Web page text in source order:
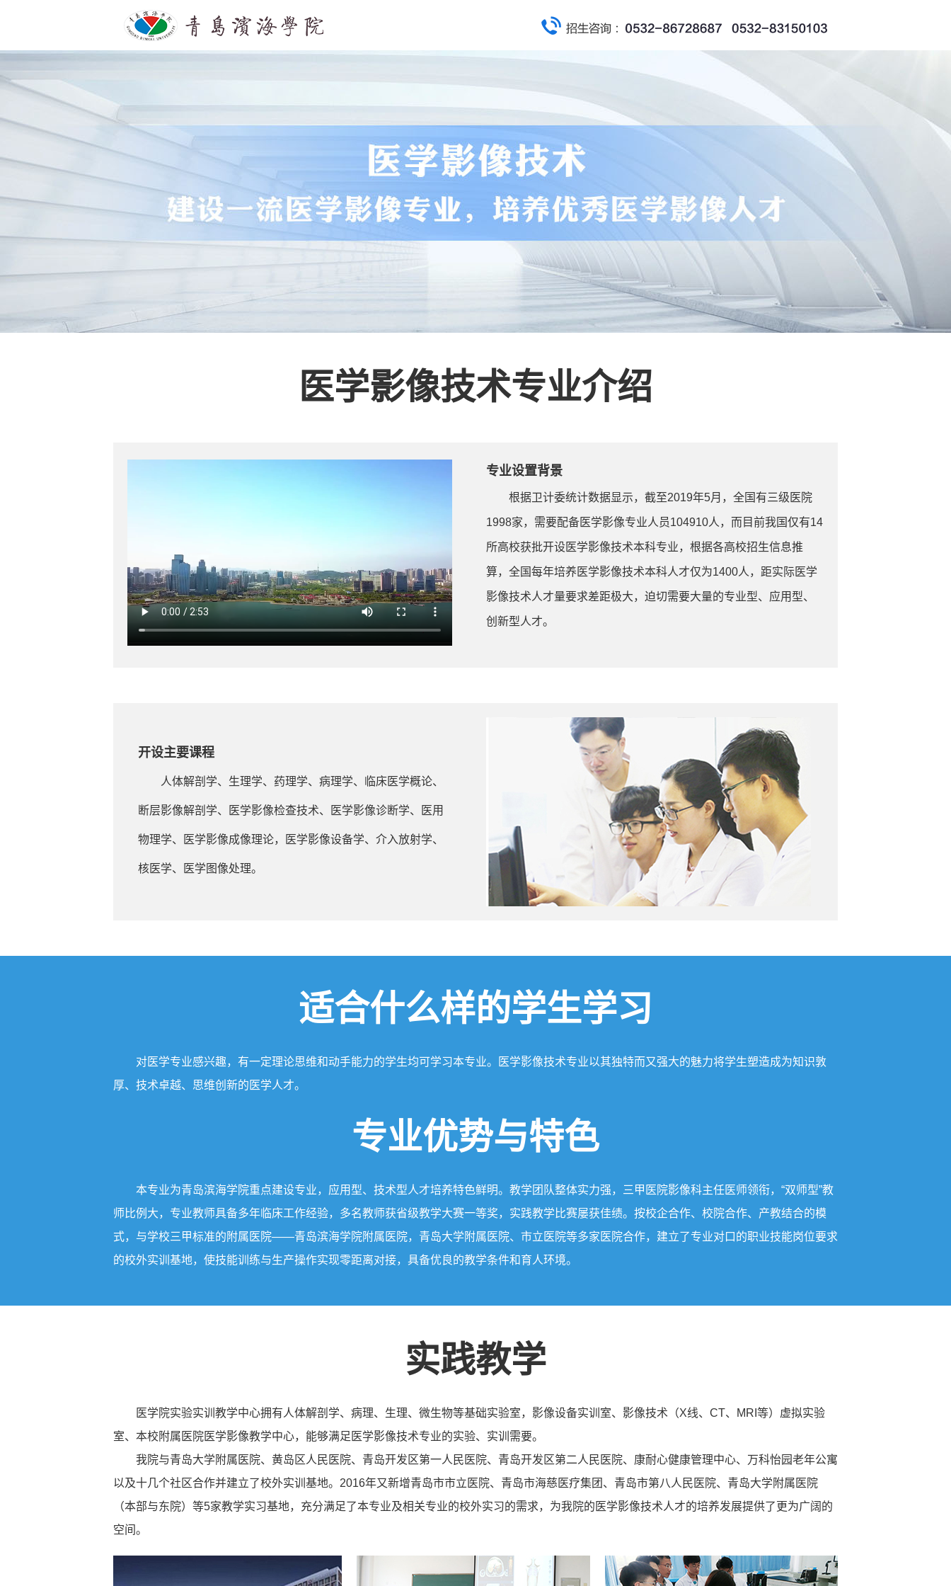
医学影像技术专业介绍
专业设置背景
根据卫计委统计数据显示，截至2019年5月，全国有三级医院
1998家，需要配备医学影像专业人员104910人，而目前我国仅有14
所高校获批开设医学影像技术本科专业，根据各高校招生信息推
算，全国每年培养医学影像技术本科人才仅为1400人，距实际医学
影像技术人才量要求差距极大，迫切需要大量的专业型、应用型、
创新型人才。
开设主要课程
人体解剖学、生理学、药理学、病理学、临床医学概论、
断层影像解剖学、医学影像检查技术、医学影像诊断学、医用
物理学、医学影像成像理论，医学影像设备学、介入放射学、
核医学、医学图像处理。
适合什么样的学生学习
对医学专业感兴趣，有一定理论思维和动手能力的学生均可学习本专业。医学影像技术专业以其独特而又强大的魅力将学生塑造成为知识敦
厚、技术卓越、思维创新的医学人才。
专业优势与特色
本专业为青岛滨海学院重点建设专业，应用型、技术型人才培养特色鲜明。教学团队整体实力强，三甲医院影像科主任医师领衔，“双师型”教
师比例大，专业教师具备多年临床工作经验，多名教师获省级教学大赛一等奖，实践教学比赛屡获佳绩。按校企合作、校院合作、产教结合的模
式，与学校三甲标准的附属医院——青岛滨海学院附属医院，青岛大学附属医院、市立医院等多家医院合作，建立了专业对口的职业技能岗位要求
的校外实训基地，使技能训练与生产操作实现零距离对接，具备优良的教学条件和育人环境。
实践教学
医学院实验实训教学中心拥有人体解剖学、病理、生理、微生物等基础实验室，影像设备实训室、影像技术（X线、CT、MRI等）虚拟实验
室、本校附属医院医学影像教学中心，能够满足医学影像技术专业的实验、实训需要。
我院与青岛大学附属医院、黄岛区人民医院、青岛开发区第一人民医院、青岛开发区第二人民医院、康耐心健康管理中心、万科怡园老年公寓
以及十几个社区合作并建立了校外实训基地。2016年又新增青岛市市立医院、青岛市海慈医疗集团、青岛市第八人民医院、青岛大学附属医院
（本部与东院）等5家教学实习基地，充分满足了本专业及相关专业的校外实习的需求，为我院的医学影像技术人才的培养发展提供了更为广阔的
空间。